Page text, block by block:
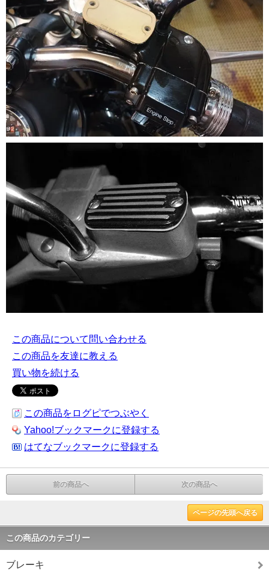
この商品について問い合わせる
この商品を友達に教える
買い物を続ける
この商品をログピでつぶやく
Yahoo!ブックマークに登録する
はてなブックマークに登録する
前の商品へ 次の商品へ
ページの先頭へ戻る
この商品のカテゴリー
ブレーキ